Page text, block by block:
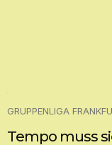
GRUPPENLIGA
Tempo muss